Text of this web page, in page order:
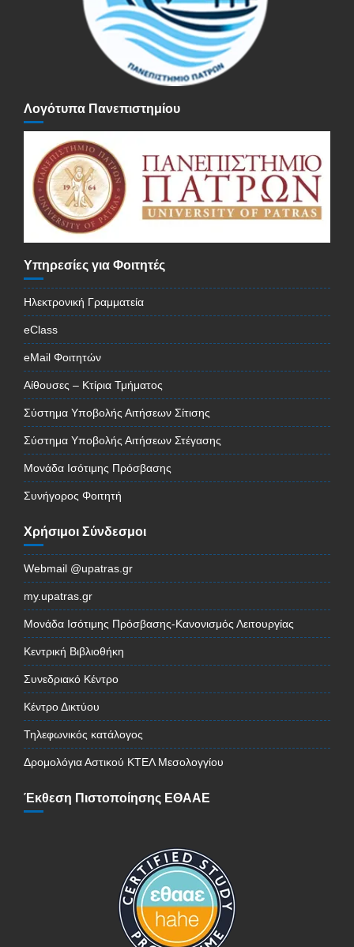
Λογότυπα Πανεπιστημίου
Υπηρεσίες για Φοιτητές
Ηλεκτρονική Γραμματεία
eClass
eMail Φοιτητών
Αίθουσες – Κτίρια Τμήματος
Σύστημα Υποβολής Αιτήσεων Σίτισης
Σύστημα Υποβολής Αιτήσεων Στέγασης
Μονάδα Ισότιμης Πρόσβασης
Συνήγορος Φοιτητή
Χρήσιμοι Σύνδεσμοι
Webmail @upatras.gr
my.upatras.gr
Μονάδα Ισότιμης Πρόσβασης-Κανονισμός Λειτουργίας
Κεντρική Βιβλιοθήκη
Συνεδριακό Κέντρο
Κέντρο Δικτύου
Τηλεφωνικός κατάλογος
Δρομολόγια Αστικού ΚΤΕΛ Μεσολογγίου
Έκθεση Πιστοποίησης ΕΘΑΑΕ